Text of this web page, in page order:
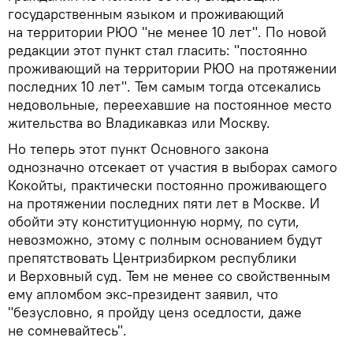
государственным языком и проживающий
на территории РЮО "не менее 10 лет". По новой
редакции этот пункт стал гласить: "постоянно
проживающий на территории РЮО на протяжении
последних 10 лет". Тем самым тогда отсекались
недовольные, переехавшие на постоянное место
жительства во Владикавказ или Москву.
Но теперь этот пункт Основного закона
однозначно отсекает от участия в выборах самого
Кокойты, практически постоянно проживающего
на протяжении последних пяти лет в Москве. И
обойти эту конституционную норму, по сути,
невозможно, этому с полным основанием будут
препятствовать Центризбирком республики
и Верховный суд. Тем не менее со свойственным
ему апломбом экс-президент заявил, что
"безусловно, я пройду ценз оседлости, даже
не сомневайтесь".